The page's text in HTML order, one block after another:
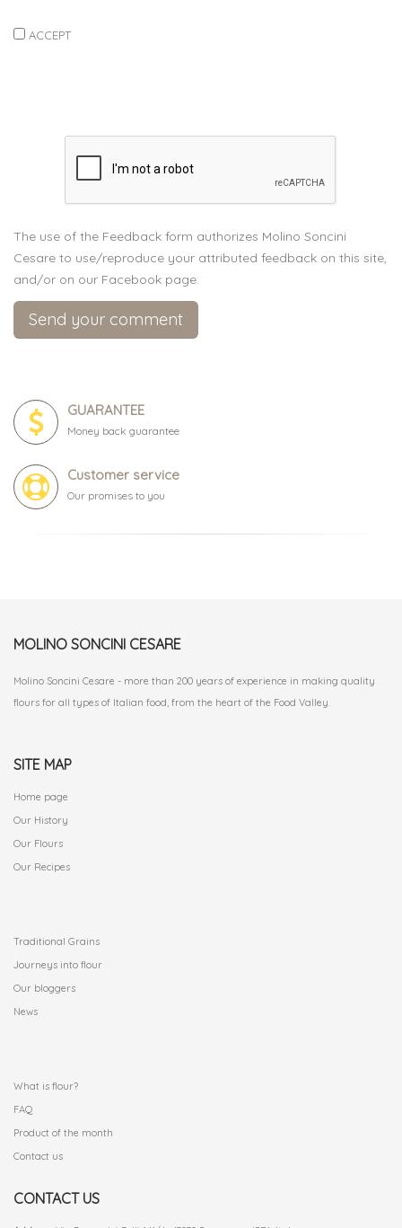
ACCEPT
The use of the Feedback form authorizes Molino Soncini
Cesare to use/reproduce your attributed feedback on this site,
and/or on our Facebook page.
GUARANTEE
Money back guarantee
Customer service
Our promises to you
MOLINO SONCINI CESARE
Molino Soncini Cesare - more than 200 years of experience in making quality
flours for all types of Italian food, from the heart of the Food Valley.
SITE MAP
Home page
Our History
Our Flours
Our Recipes
Traditional Grains
Journeys into flour
Our bloggers
News
What is flour?
FAQ
Product of the month
Contact us
CONTACT US